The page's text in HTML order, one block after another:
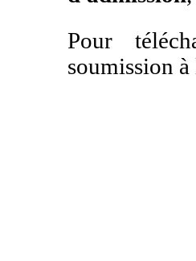
Pour
soumission